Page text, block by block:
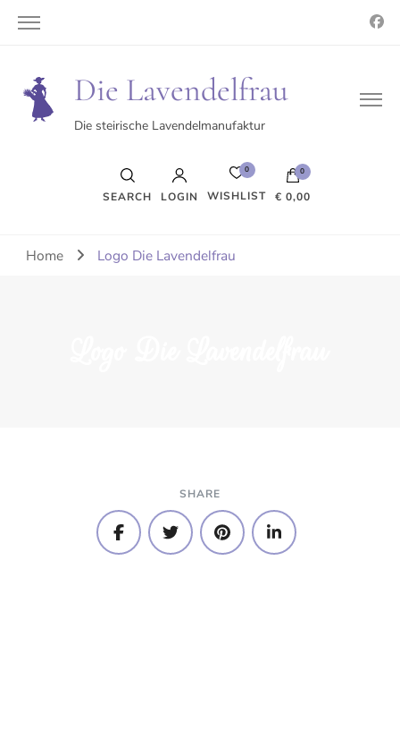
Die Lavendelfrau
Die steirische Lavendelmanufaktur
SEARCH LOGIN
0
WISHLIST
0
€ 0,00
Es befinden sich keine Produkte im Warenkorb.
Home Logo Die Lavendelfrau
SHARE